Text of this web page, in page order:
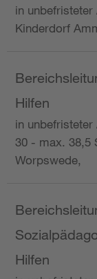
in unbefristeter
Kinderdorf
Hilfen
in unbefristeter
30 - max. 38,5
Worpswede,
Hilfen